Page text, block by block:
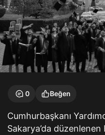
0 Beğen
Cumhurbaşkanı
Sakarya’da düzenlenen